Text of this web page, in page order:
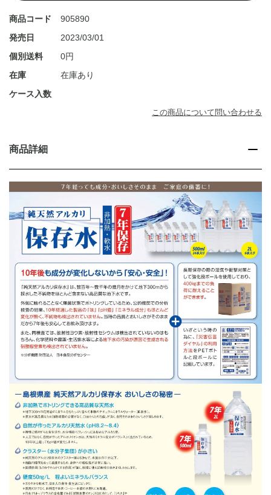
商品コード
905890
発売日
2023/03/01
個別送料
0円
在庫
在庫あり
ケース入数
この商品について問い合わせる
商品詳細